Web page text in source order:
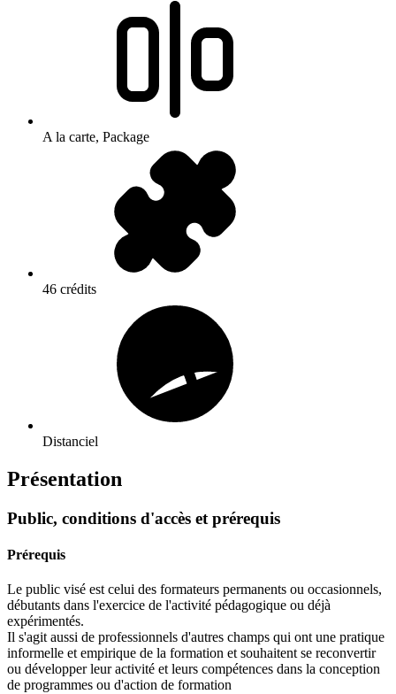
A la carte, Package
46 crédits
Distanciel
Présentation
Public, conditions d'accès et prérequis
Prérequis
Le public visé est celui des formateurs permanents ou occasionnels,
débutants dans l'exercice de l'activité pédagogique ou déjà
expérimentés.
Il s'agit aussi de professionnels d'autres champs qui ont une pratique
informelle et empirique de la formation et souhaitent se reconvertir
ou développer leur activité et leurs compétences dans la conception
de programmes ou d'action de formation